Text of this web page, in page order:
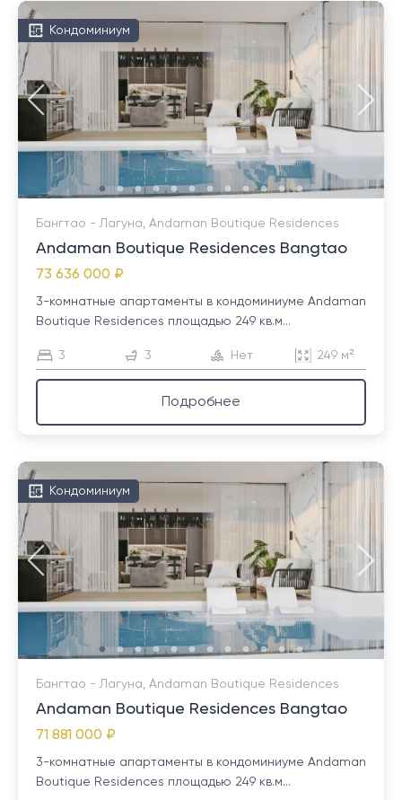
Кондоминиум
Бангтао - Лагуна, Andaman Boutique Residences
Andaman Boutique Residences Bangtao
73 636 000 ₽
3-комнатные апартаменты в кондоминиуме Andaman
Boutique Residences площадью 249 кв.м...
3 3 Нет 249 м²
Подробнее
Кондоминиум
Бангтао - Лагуна, Andaman Boutique Residences
Andaman Boutique Residences Bangtao
71 881 000 ₽
3-комнатные апартаменты в кондоминиуме Andaman
Boutique Residences площадью 249 кв.м...